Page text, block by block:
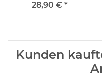
28,90 € *
Kunden